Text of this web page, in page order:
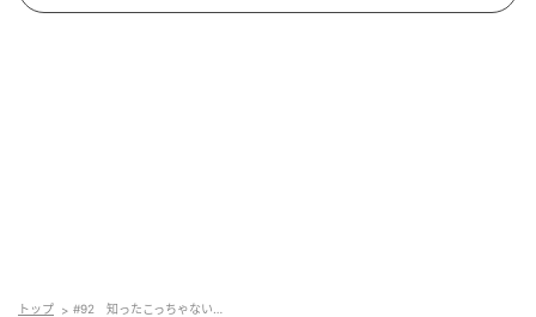
トップ #92 知ったこっちゃない…